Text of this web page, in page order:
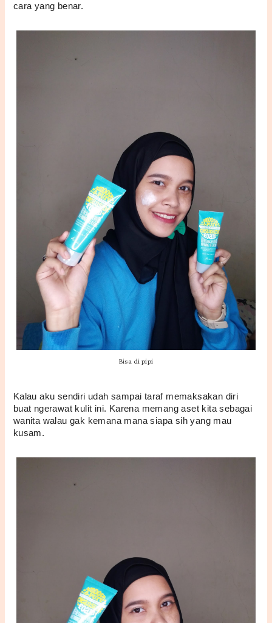
cara yang benar.
Bisa di pipi
Kalau aku sendiri udah sampai taraf memaksakan diri
buat ngerawat kulit ini. Karena memang aset kita sebagai
wanita walau gak kemana mana siapa sih yang mau
kusam.